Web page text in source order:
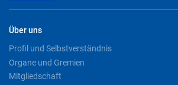
Über uns
Profil und Selbstverständnis
Organe und Gremien
Mitgliedschaft